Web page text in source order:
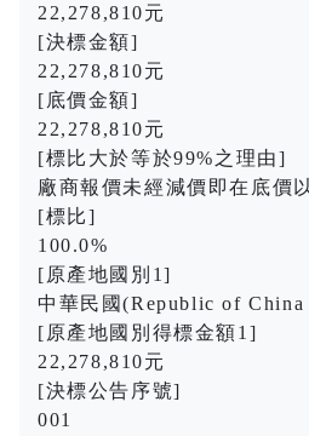
22,278,810元
[決標金額]
22,278,810元
[底價金額]
22,278,810元
[標比大於等於99%之理由]
廠商報價未經減價即在底價
[標比]
100.0%
[原產地國別1]
中華民國(Republic of
[原產地國別得標金額1]
22,278,810元
[決標公告序號]
001